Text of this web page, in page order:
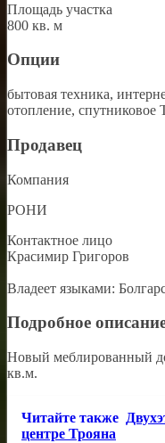
Площадь участка
800 кв. м
Опции
бытовая техника,
отопление, спутниковое
Продавец
Компания
РОНИ
Контактное лицо
Красимир Григоров
Владеет языками:
Подробное
Новый меблированный
кв.м.
Читайте также
центре Трояна